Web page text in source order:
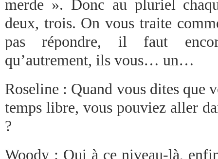
merde ». Donc au pluriel
deux, trois. On vous traite
pas répondre, il faut
qu’autrement, ils vous… un…
Roseline : Quand vous dites que
temps libre, vous pouviez aller
?
Woody : Oui à ce niveau-là,